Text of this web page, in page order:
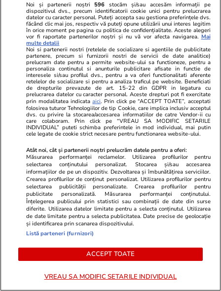
Bani și Afaceri 31 iul.
Ce se schimbă de la 1 august 2026 în
România. Buletinele vechi devin excepție,
reguli noi la pensii și taxe pe drumuri
Horoscop 31 iul.
Horoscop Urania | Previziuni astrologice pentru
perioada 1 – 7 august 2026. Venus va intra în
zodia Balanței
Lifestyle 16:34
Orcile sunt prădători de temut,
Lifestyle
De ce să nu
Noi și partenerii noștri 596 stocăm și/sau accesăm informații pe
dispozitivul dvs., precum identificatorii cookie unici pentru prelucrarea
datelor cu caracter personal. Puteți accepta sau gestiona preferințele dvs.
făcând clic mai jos, respectiv vă puteți opune utilizării unui interes legitim
în orice moment pe pagina cu politica de confidențialitate. Aceste alegeri
vor fi raportate partenerilor noștri și nu vă vor afecta navigarea. Mai
multe detalii
Noi si partenerii nostri (retelele de socializare si agentiile de publicitate
partenere, precum si furnizorii nostri de servicii de date analitice)
prelucram date pentru a permite website-ului sa functioneze, pentru a
personaliza continutul si anunturile publicitare afisate in functie de
interesele si/sau profilul dvs., pentru a va oferi functionalitati aferente
retelelor de socializare si pentru a analiza traficul pe website. Beneficiati
de drepturile prevazute de art. 15-22 din GDPR in legatura cu
prelucrarea datelor cu caracter personal. Aceste drepturi pot fi exercitate
prin modalitatea indicataaici. Prin click pe “ACCEPT TOATE”, acceptati
folosirea tuturor Tehnologiilor de tip Cookie, care implica inclusiv acceptul
dvs. cu privire la stocarea/accesarea informatiilor de catre Vendor-ii cu
care colaboram. Prin click pe “VREAU SA MODIFIC SETARILE
INDIVIDUAL” puteti schimba preferintele in mod individual, mai putin
cele legate de cookie strict necesare pentru functionarea website-ului.
Atât noi, cât și partenerii noștri prelucrăm datele pentru a oferi:
Măsurarea performanței reclamelor. Utilizarea profilurilor pentru
selectarea conținutului personalizat. Stocarea și/sau accesarea
informațiilor de pe un dispozitiv. Dezvoltarea și îmbunătățirea serviciilor.
Crearea profilurilor de conținut personalizat. Utilizarea profilurilor pentru
selectarea publicității personalizate. Crearea profilurilor pentru
publicitate personalizată. Măsurarea performanței conținutului.
Înțelegerea publicului prin statistici sau combinații de date din surse
diferite. Utilizarea datelor limitate pentru a selecta conținutul. Utilizarea
de date limitate pentru a selecta publicitatea. Date precise de geolocație
și identificarea prin scanarea dispozitivului.
Listă parteneri (furnizori)
ACCEPT TOATE
VREAU SA MODIFIC SETARILE INDIVIDUAL